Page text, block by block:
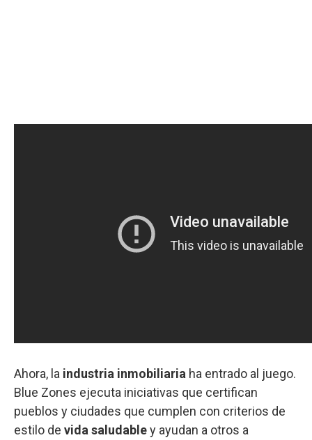
Ahora, la industria inmobiliaria ha entrado al juego.
Blue Zones ejecuta iniciativas que certifican
pueblos y ciudades que cumplen con criterios de
estilo de vida saludabley ayudan a otros a